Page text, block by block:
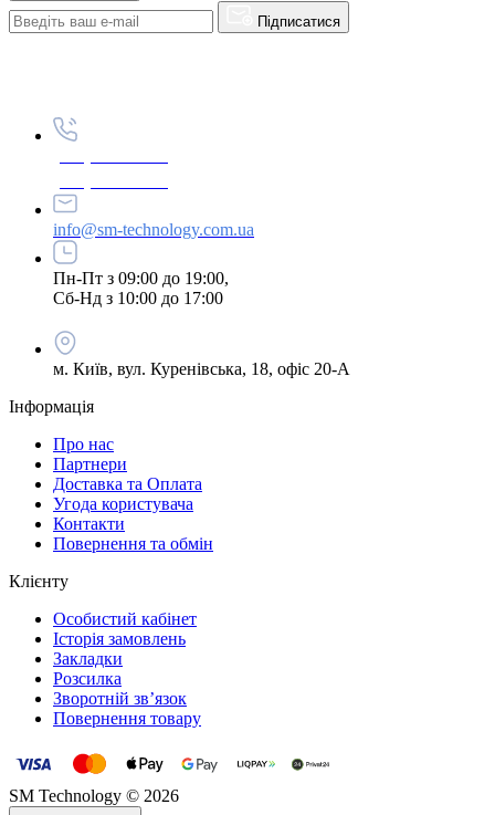
Підписатися
info@sm-technology.com.ua
Пн-Пт з 09:00 до 19:00,
Сб-Нд з 10:00 до 17:00
м. Київ, вул. Куренівська, 18, офіс 20-А
Інформація
Про нас
Партнери
Доставка та Оплата
Угода користувача
Контакти
Повернення та обмін
Клієнту
Особистий кабінет
Історія замовлень
Закладки
Розсилка
Зворотній зв’язок
Повернення товару
SM Technology © 2026